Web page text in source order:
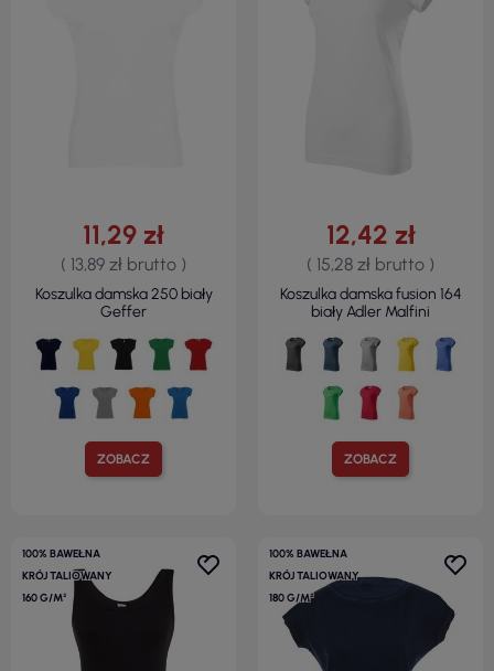
ZOBACZ
11,29 zł
( 13,89 zł brutto )
Koszulka damska 250 biały
Geffer
ZOBACZ
12,42 zł
( 15,28 zł brutto )
Koszulka damska fusion 164
biały Adler Malfini
100% BAWEŁNA
KRÓJ TALIOWANY
160 G/M²
100% BAWEŁNA
KRÓJ TALIOWANY
180 G/M²